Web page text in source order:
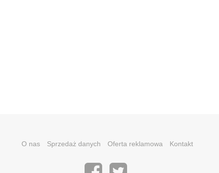
O nas Sprzedaż danych Oferta reklamowa Kontakt